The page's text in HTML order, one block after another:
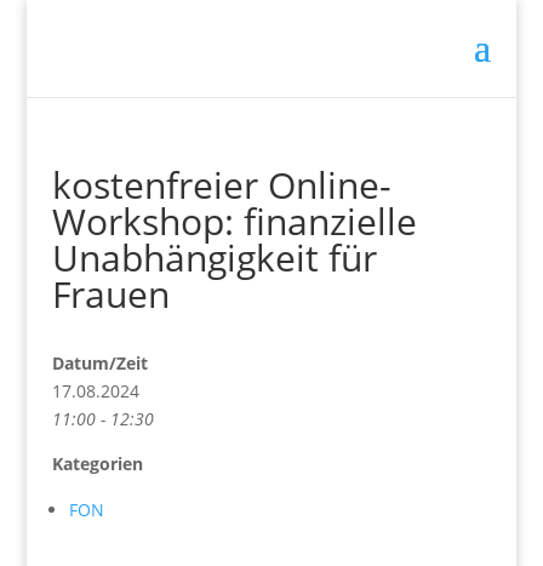
kostenfreier Online-
Workshop: finanzielle
Unabhängigkeit für
Frauen
Datum/Zeit
17.08.2024
11:00 - 12:30
Kategorien
FON